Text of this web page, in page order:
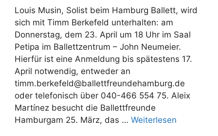
Louis Musin, Solist beim Hamburg Ballett, wird
sich mit Timm Berkefeld unterhalten: am
Donnerstag, dem 23. April um 18 Uhr im Saal
Petipa im Ballettzentrum – John Neumeier.
Hierfür ist eine Anmeldung bis spätestens 17.
April notwendig, entweder an
timm.berkefeld@ballettfreundehamburg.de
oder telefonisch über 040-466 554 75. Aleix
Martínez besucht die Ballettfreunde
Hamburgam 25. März, das … Weiterlesen